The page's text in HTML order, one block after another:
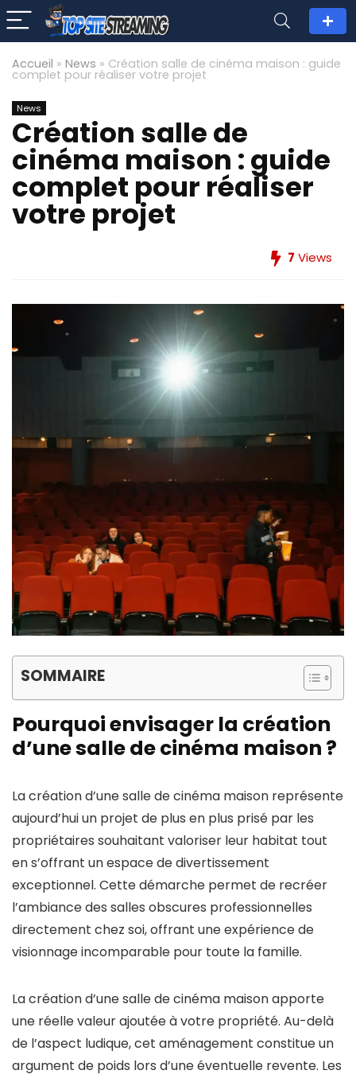
Accueil » News » Création salle de cinéma maison : guide
complet pour réaliser votre projet
News
Création salle de
cinéma maison : guide
complet pour réaliser
votre projet
7 Views
SOMMAIRE
Pourquoi envisager la création
d’une salle de cinéma maison ?
La création d’une salle de cinéma maison représente
aujourd’hui un projet de plus en plus prisé par les
propriétaires souhaitant valoriser leur habitat tout
en s’offrant un espace de divertissement
exceptionnel. Cette démarche permet de recréer
l’ambiance des salles obscures professionnelles
directement chez soi, offrant une expérience de
visionnage incomparable pour toute la famille.
La création d’une salle de cinéma maison apporte
une réelle valeur ajoutée à votre propriété. Au-delà
de l’aspect ludique, cet aménagement constitue un
argument de poids lors d’une éventuelle revente. Les